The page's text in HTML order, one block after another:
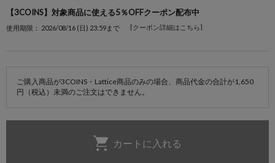
【3COINS】対象商品に使える5％OFFクーポン配布中
使用期限： 2026/08/16 (日) 23:59まで [クーポン詳細はこちら]
ご購入商品が3COINS・Lattice商品のみの場合、商品代金の合計が1,650
円（税込）未満のご注文はできません。